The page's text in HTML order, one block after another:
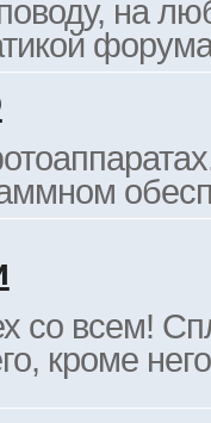
на
со всем!
кроме